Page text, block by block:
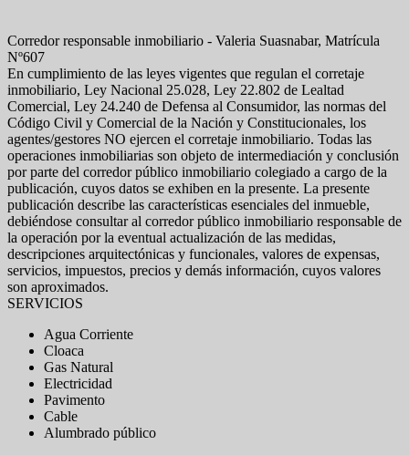
Corredor responsable inmobiliario - Valeria Suasnabar, Matrícula
Nº607
En cumplimiento de las leyes vigentes que regulan el corretaje
inmobiliario, Ley Nacional 25.028, Ley 22.802 de Lealtad
Comercial, Ley 24.240 de Defensa al Consumidor, las normas del
Código Civil y Comercial de la Nación y Constitucionales, los
agentes/gestores NO ejercen el corretaje inmobiliario. Todas las
operaciones inmobiliarias son objeto de intermediación y conclusión
por parte del corredor público inmobiliario colegiado a cargo de la
publicación, cuyos datos se exhiben en la presente. La presente
publicación describe las características esenciales del inmueble,
debiéndose consultar al corredor público inmobiliario responsable de
la operación por la eventual actualización de las medidas,
descripciones arquitectónicas y funcionales, valores de expensas,
servicios, impuestos, precios y demás información, cuyos valores
son aproximados.
SERVICIOS
Agua Corriente
Cloaca
Gas Natural
Electricidad
Pavimento
Cable
Alumbrado público